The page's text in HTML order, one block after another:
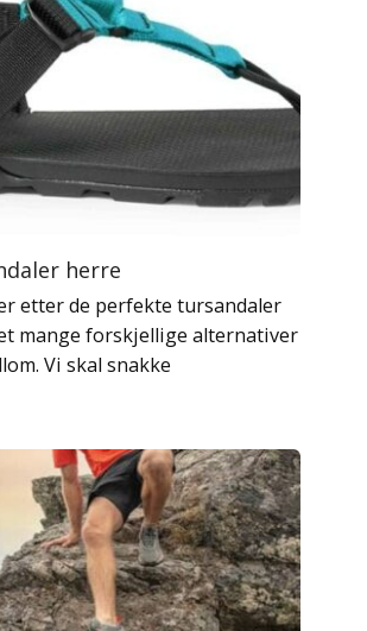
herre
etter de perfekte tursandaler
mange forskjellige alternativer
Vi skal snakke